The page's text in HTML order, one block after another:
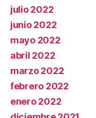
julio 2022
junio 2022
mayo 2022
abril 2022
marzo 2022
febrero 2022
enero 2022